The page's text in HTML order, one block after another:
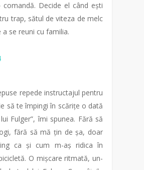
Decide el când ești
trap, sătul de viteza de melc
a se reuni cu familia.
repede instructajul pentru
să te împingi în scărițe o dată
Fulger”, îmi spunea. Fără să
fără să mă țin de șa, doar
ca și cum m-aș ridica în
O mișcare ritmată, un-